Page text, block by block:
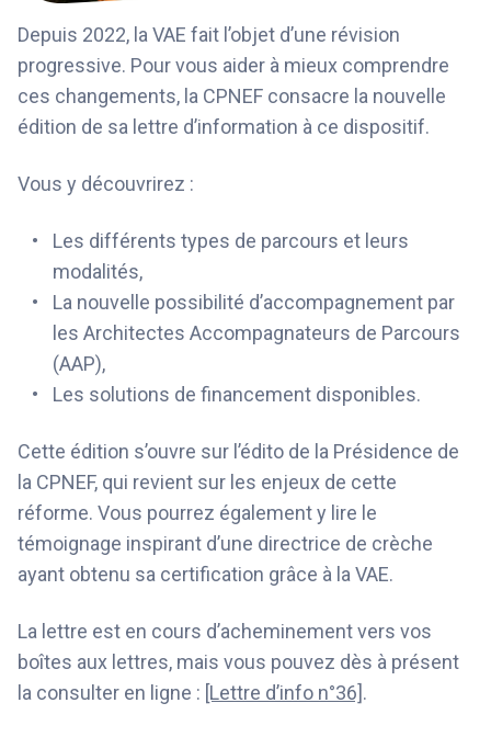
Depuis 2022, la VAE fait l’objet d’une révision
progressive. Pour vous aider à mieux comprendre
ces changements, la CPNEF consacre la nouvelle
édition de sa lettre d’information à ce dispositif.
Vous y découvrirez :
Les différents types de parcours et leurs
modalités,
La nouvelle possibilité d’accompagnement par
les Architectes Accompagnateurs de Parcours
(AAP),
Les solutions de financement disponibles.
Cette édition s’ouvre sur l’édito de la Présidence de
la CPNEF, qui revient sur les enjeux de cette
réforme. Vous pourrez également y lire le
témoignage inspirant d’une directrice de crèche
ayant obtenu sa certification grâce à la VAE.
La lettre est en cours d’acheminement vers vos
boîtes aux lettres, mais vous pouvez dès à présent
la consulter en ligne : [Lettre d’info n°36].